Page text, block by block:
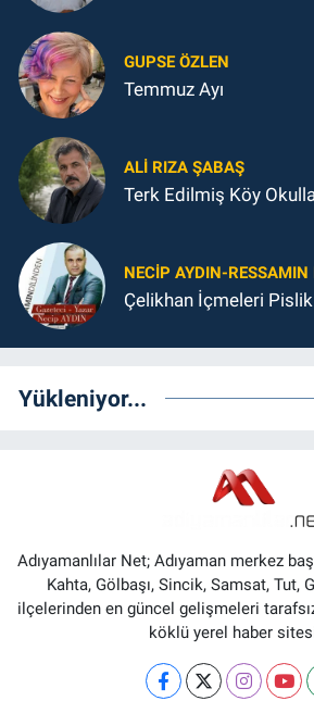
GUPSE ÖZLEN
Temmuz Ayı
ALI RIZA ŞABAŞ
Terk Edilmiş Köy
NECIP AYDIN-RESSAMIN
Çelikhan İçmeleri
Yükleniyor...
Adıyamanlılar Net; Adıyaman merkez
Kahta, Gölbaşı, Sincik, Samsat, Tut,
ilçelerinden en güncel gelişmeleri
köklü yerel haber